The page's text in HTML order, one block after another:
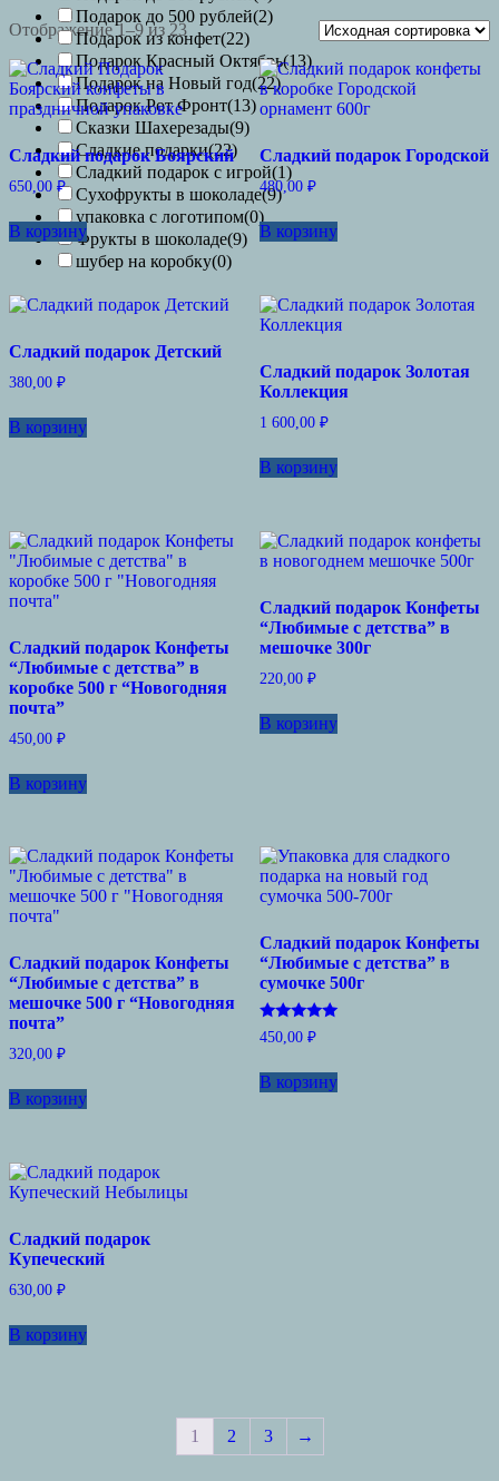
Подарок до 500 рублей(2)
Подарок из конфет(22)
Подарок Красный Октябрь(13)
Подарок на Новый год(22)
Подарок Рот Фронт(13)
Сказки Шахерезады(9)
Сладкие подарки(22)
Сладкий подарок с игрой(1)
Сухофрукты в шоколаде(9)
упаковка с логотипом(0)
Фрукты в шоколаде(9)
шубер на коробку(0)
Отображение 1–9 из 23
Сладкий подарок Боярский
650,00 ₽
В корзину
Сладкий подарок Городской
480,00 ₽
В корзину
Сладкий подарок Детский
380,00 ₽
В корзину
Сладкий подарок Золотая
Коллекция
1 600,00 ₽
В корзину
Сладкий подарок Конфеты
“Любимые с детства” в
коробке 500 г “Новогодняя
почта”
450,00 ₽
В корзину
Сладкий подарок Конфеты
“Любимые с детства” в
мешочке 300г
220,00 ₽
В корзину
Сладкий подарок Конфеты
“Любимые с детства” в
мешочке 500 г “Новогодняя
почта”
320,00 ₽
В корзину
Сладкий подарок Конфеты
“Любимые с детства” в
сумочке 500г
Оценка
5.00
450,00 ₽
В корзину
Сладкий подарок
Купеческий
630,00 ₽
В корзину
1 2 3 →